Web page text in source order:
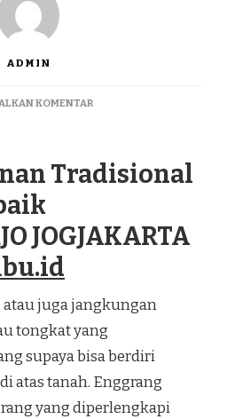
ADMIN
KOMENTARPADA
EGRANG
TERBAIK
Tradisional
JOGJAKARTA
atau juga jangkungan
tongkat yang
supaya bisa berdiri
atas tanah. Enggrang
yang diperlengkapi